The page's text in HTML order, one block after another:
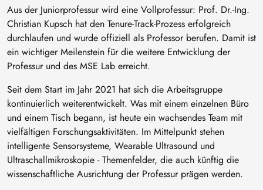
Aus der Juniorprofessur wird eine Vollprofessur: Prof. Dr.-Ing.
Christian Kupsch hat den Tenure-Track-Prozess erfolgreich
durchlaufen und wurde offiziell als Professor berufen. Damit ist
ein wichtiger Meilenstein für die weitere Entwicklung der
Professur und des MSE Lab erreicht.
Seit dem Start im Jahr 2021 hat sich die Arbeitsgruppe
kontinuierlich weiterentwickelt. Was mit einem einzelnen Büro
und einem Tisch begann, ist heute ein wachsendes Team mit
vielfältigen Forschungsaktivitäten. Im Mittelpunkt stehen
intelligente Sensorsysteme, Wearable Ultrasound und
Ultraschallmikroskopie - Themenfelder, die auch künftig die
wissenschaftliche Ausrichtung der Professur prägen werden.